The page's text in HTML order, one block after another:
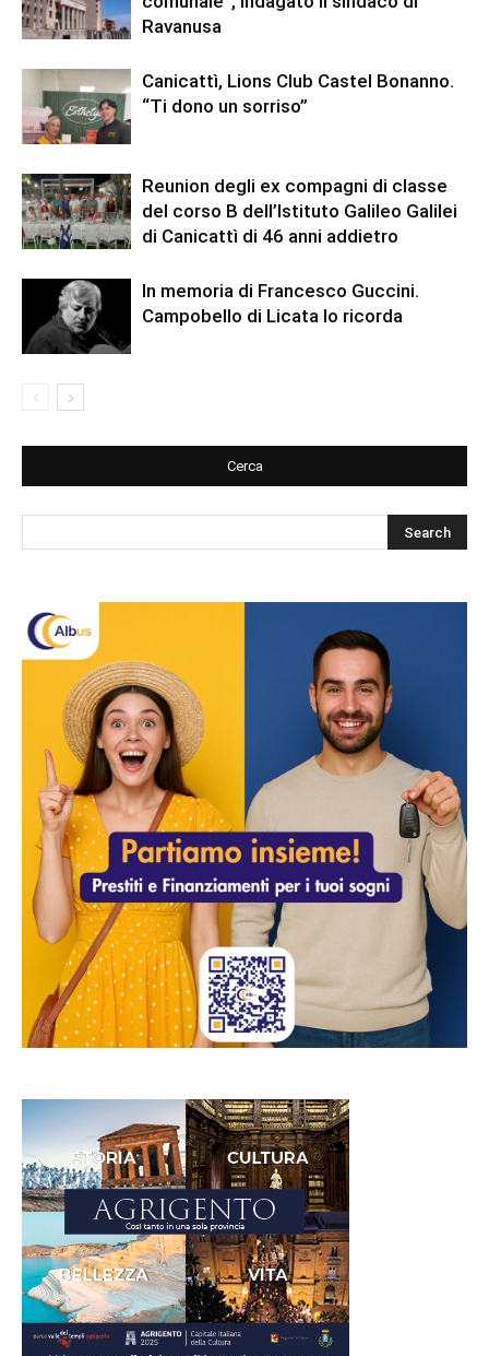
Ravanusa
Canicattì, Lions Club Castel Bonanno.
“Ti dono un sorriso”
Reunion degli ex compagni di classe
del corso B dell’Istituto Galileo Galilei
di Canicattì di 46 anni addietro
In memoria di Francesco Guccini.
Campobello di Licata lo ricorda
Cerca